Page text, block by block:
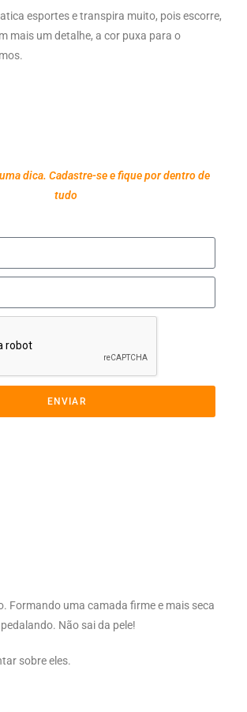
esportes e transpira muito, pois escorre,
mais um detalhe, a cor puxa para o
dica. Cadastre-se e fique por dentro de
tudo
ENVIAR
Formando uma camada firme e mais seca
Não sai da pele!
sobre eles.